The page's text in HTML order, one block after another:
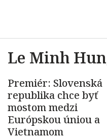
Le Minh
Premiér: Slovenská
republika chce byť
mostom medzi
Európskou úniou a
Vietnamom